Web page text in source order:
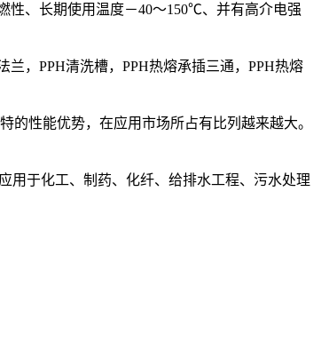
性、长期使用温度－40～150℃、并有高介电强
兰，PPH清洗槽，PPH热熔承插三通，PPH热熔
性能优势，在应用市场所占有比列越来越大。
用于化工、制药、化纤、给排水工程、污水处理